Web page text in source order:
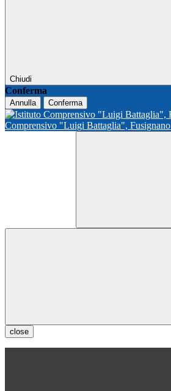
Chiudi
Conferma
Annulla Conferma
Comprensivo "Luigi Battaglia", Fusignano
close